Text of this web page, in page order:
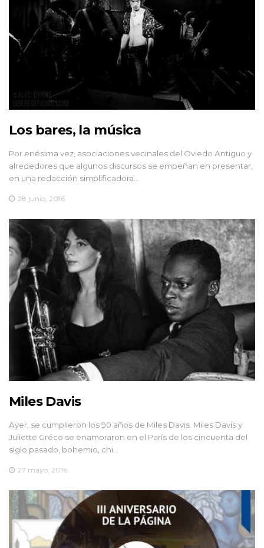
Los bares, la música
Por enésima vez, asociaciones vecinales del Oviedo Antiguo y
alrededores que algunos discursos se empeñan en presentar,
en una redacción simplificadora…
28 junio, 2016
Miles Davis
Ayer, se cumplieron los 90 años de Miles Davis. Miles Davis y
Juliette Gréco se enamoraron en el París de los cincuenta del
siglo pasado, bohemio, chi…
27 mayo, 2016